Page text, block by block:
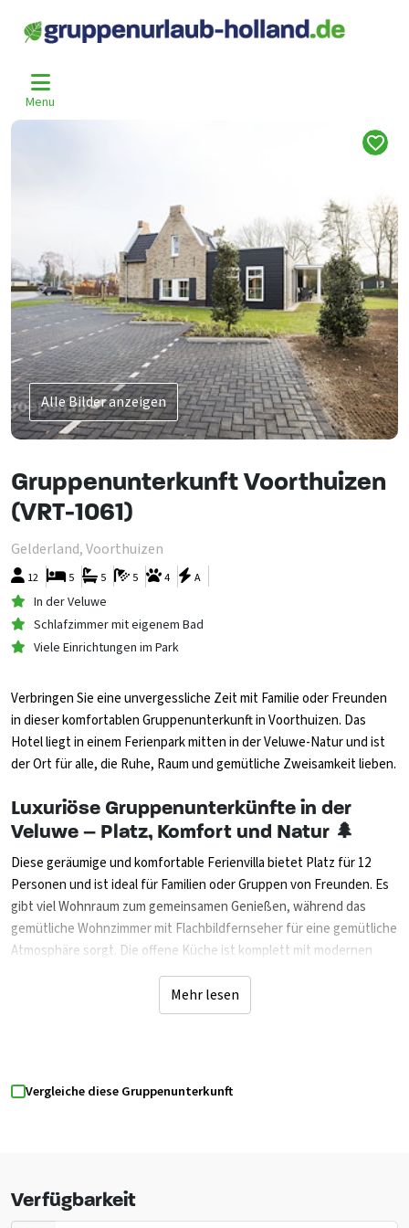
Menu
Home >
Alle Bilder anzeigen
Gruppenunterkunft Voorthuizen
(VRT-1061)
Gelderland, Voorthuizen
12 4
5
5 A
5
In der Veluwe
Schlafzimmer mit eigenem Bad
Viele Einrichtungen im Park
Verbringen Sie eine unvergessliche Zeit mit Familie oder Freunden
in dieser komfortablen Gruppenunterkunft in Voorthuizen. Das
Hotel liegt in einem Ferienpark mitten in der Veluwe-Natur und ist
der Ort für alle, die Ruhe, Raum und gemütliche Zweisamkeit lieben.
Luxuriöse Gruppenunterkünfte in der
Veluwe – Platz, Komfort und Natur 🌲
Diese geräumige und komfortable Ferienvilla bietet Platz für 12
Personen und ist ideal für Familien oder Gruppen von Freunden. Es
gibt viel Wohnraum zum gemeinsamen Genießen, während das
gemütliche Wohnzimmer mit Flachbildfernseher für eine gemütliche
Atmosphäre sorgt. Die offene Küche ist komplett mit modernen
Geräten ausgestattet. Die Villa verfügt über fünf Schlafzimmer.
Darüber hinaus gibt es fünf Badezimmer mit ebenerdiger Dusche
und WC sowie ein zusätzliches separates WC. Draußen bietet die
Parkplatz ist der Aufenthalt besonders komfortabel und komplett
ausgestattet. Der Park verfügt über ein Hallen- und ein Freibad. Auf
eine Cafeteria für Pommes oder ein Eis.
Mehr lesen
Vergleiche diese Gruppenunterkunft
Verfügbarkeit